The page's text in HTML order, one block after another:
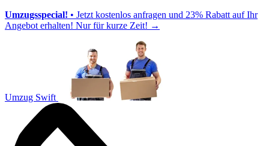
Umzugsspecial! • Jetzt kostenlos anfragen und 23% Rabatt auf Ihr
Angebot erhalten! Nur für kurze Zeit! →
Umzug Swift